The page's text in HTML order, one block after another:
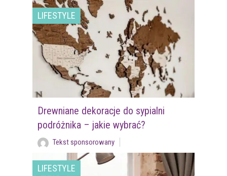
LIFESTYLE
Drewniane dekoracje do sypialni
podróżnika – jakie wybrać?
Tekst sponsorowany
LIFESTYLE